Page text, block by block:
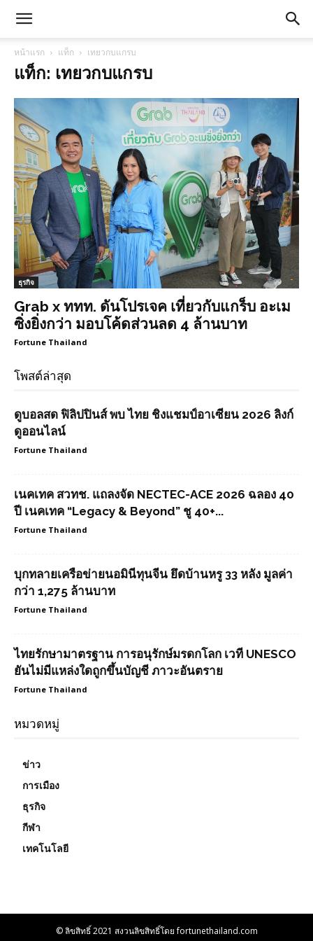
หน้าแรก แท็ก เทยวกบแกรบ
แท็ก: เทยวกบแกรบ
ธุรกิจ
Grab x ททท. ดันโปรเจค เที่ยวกับแกร็บ อะเม
ซิ่งยิ่งกว่า มอบโค้ดส่วนลด 4 ล้านบาท
Fortune Thailand
โพสต์ล่าสุด
ดูบอลสด ฟิลิปปินส์ พบ ไทย ชิงแชมป์อาเซียน 2026 ลิงก์
ดูออนไลน์
Fortune Thailand
เนคเทค สวทช. แถลงจัด NECTEC-ACE 2026 ฉลอง 40
ปี เนคเทค “Legacy & Beyond” ชู 40+...
Fortune Thailand
บุกทลายเครือข่ายนอมินีทุนจีน ยึดบ้านหรู 33 หลัง มูลค่า
กว่า 1,275 ล้านบาท
Fortune Thailand
ไทยรักษามาตรฐาน การอนุรักษ์มรดกโลก เวที UNESCO
ยันไม่มีแหล่งใดถูกขึ้นบัญชี ภาวะอันตราย
Fortune Thailand
หมวดหมู่
ข่าว
การเมือง
ธุรกิจ
กีฬา
เทคโนโลยี
© ลิขสิทธิ์ 2021 สงวนลิขสิทธิ์โดย fortunethailand.com